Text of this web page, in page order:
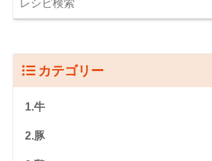
カテゴリー
1.牛
2.豚